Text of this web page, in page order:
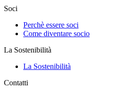
Soci
Perchè essere soci
Come diventare socio
La Sostenibilità
La Sostenibilità
Contatti